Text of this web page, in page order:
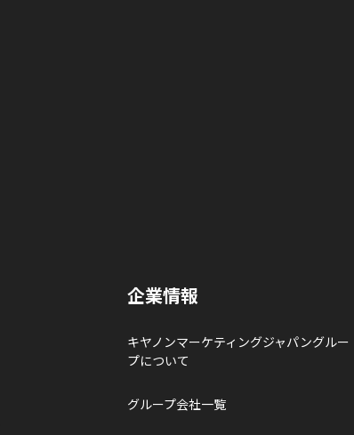
企業情報
キヤノンマーケティングジャパングルー
プについて
グループ会社一覧